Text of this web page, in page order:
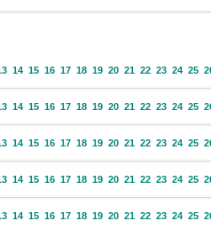
14 15 16 17 18 19 20 21 22 23 24 25
14 15 16 17 18 19 20 21 22 23 24 25
14 15 16 17 18 19 20 21 22 23 24 25
14 15 16 17 18 19 20 21 22 23 24 25
14 15 16 17 18 19 20 21 22 23 24 25